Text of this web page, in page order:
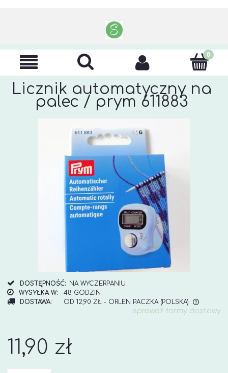
Licznik automatyczny na
palec / prym 611883
DOSTĘPNOŚĆ:
NA WYCZERPANIU
WYSYŁKA W:
48 GODZIN
DOSTAWA:
OD 12,90 ZŁ - ORLEN PACZKA (POLSKA)
CENA NIE ZAWIERA EWENTUALNYCH KOSZTÓW
sprawdź formy dostawy
11,90 zł